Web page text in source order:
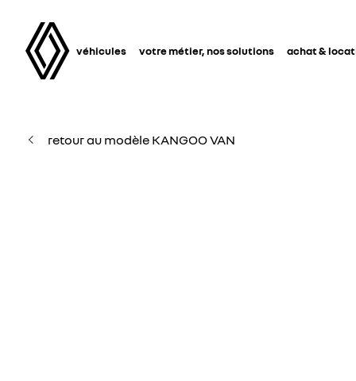
véhicules votre métier, nos solutions achat &
retour au modèle KANGOO VAN